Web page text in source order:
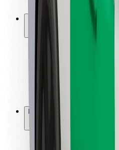
Saugumo laboratorija
Vietovės
Sprendimai miestams
Oro uostai
„Bolt“ įkrovimo stotelės